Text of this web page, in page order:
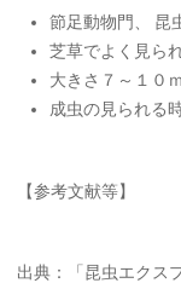
節足動物門、 昆
芝草でよく見られ
大きさ７～１０ｍ
成虫の見られる
【参考文献等】
出典：「昆虫エクス